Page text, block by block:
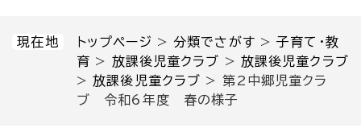
現在地 トップページ >分類でさがす >子育て・教
育 > 放課後児童クラブ > 放課後児童クラブ
>放課後児童クラブ > 第2中郷児童クラ
ブ 令和6年度 春の様子